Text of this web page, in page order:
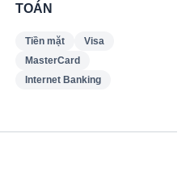
TOÁN
Tiền mặt
Visa
MasterCard
Internet Banking